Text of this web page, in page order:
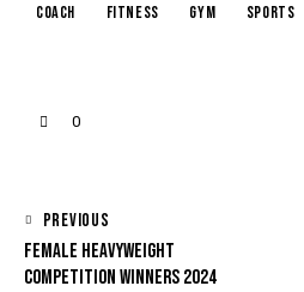
coach fitness gym sports
0
PREVIOUS
FEMALE HEAVYWEIGHT
COMPETITION WINNERS 2024